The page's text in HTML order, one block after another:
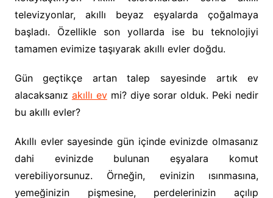
televizyonlar, akıllı beyaz eşyalarda çoğalmaya
başladı. Özellikle son yollarda ise bu teknolojiyi
tamamen evimize taşıyarak akıllı evler doğdu.
Gün geçtikçe artan talep sayesinde artık ev
alacaksanız akıllı evmi? diye sorar olduk. Peki nedir
bu akıllı evler?
Akıllı evler sayesinde gün içinde evinizde olmasanız
dahi evinizde bulunan eşyalara komut
verebiliyorsunuz. Örneğin, evinizin ısınmasına,
yemeğinizin pişmesine, perdelerinizin açılıp